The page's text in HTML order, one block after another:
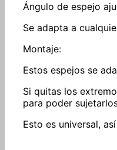
Ángulo de espejo
Se adapta a
Montaje:
Estos espejos se
Si quitas los
para poder
Esto es universal,